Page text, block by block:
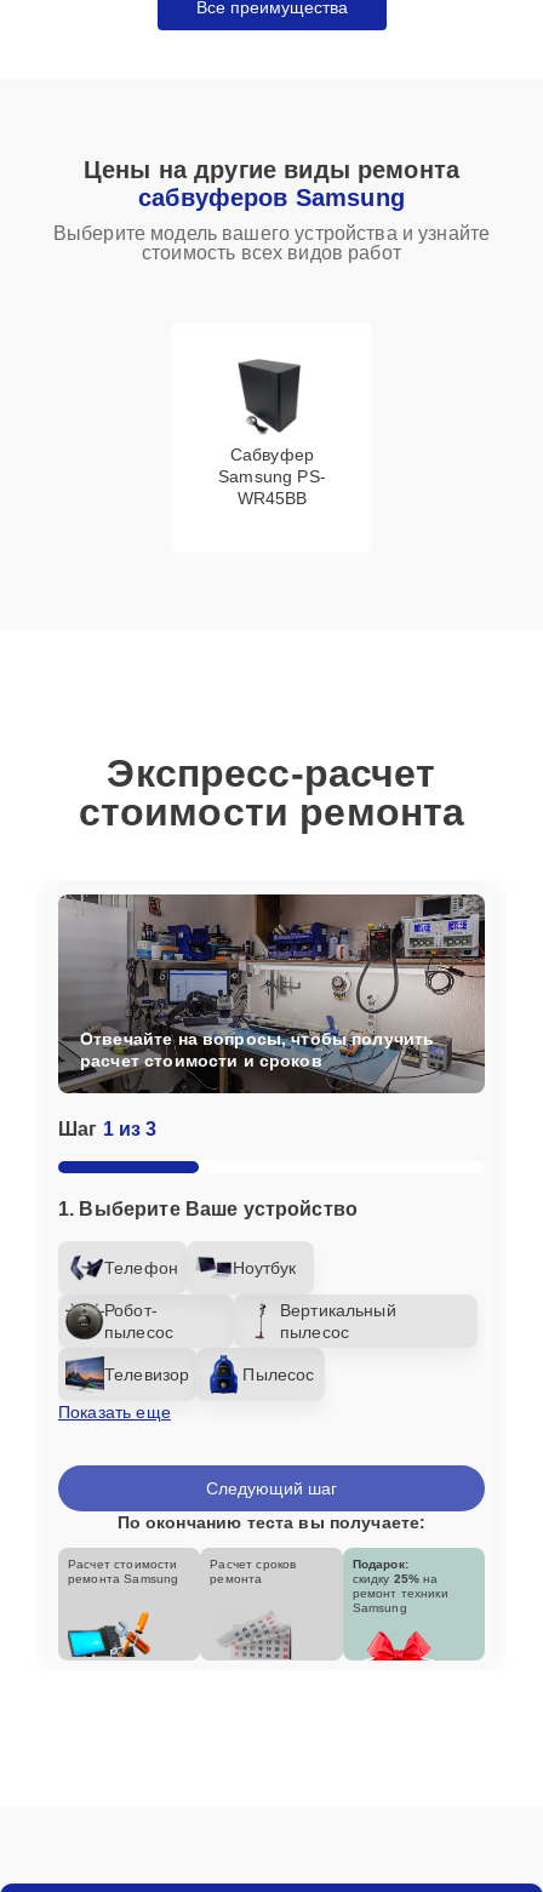
Все преимущества
Цены на другие виды ремонта
сабвуферов Samsung
Выберите модель вашего устройства и узнайте
стоимость всех видов работ
Сабвуфер
Samsung PS-
WR45BB
Экспресс-расчет
стоимости ремонта
Шаг 1 из 3
1. Выберите Ваше устройство
Телефон Ноутбук
Робот-
пылесос
Вертикальный
пылесос
Телевизор
Пылесос
Показать еще
Отвечайте на вопросы, чтобы получить
расчет стоимости и сроков
Следующий шаг
По окончанию теста вы получаете:
Расчет стоимости
ремонта Samsung
Расчет сроков
ремонта
Подарок:
скидку 25% на
ремонт техники
Samsung